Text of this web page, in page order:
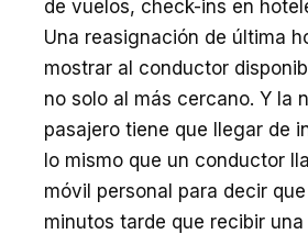
de vuelos, check-ins en
Una reasignación de última
mostrar al conductor
no solo al más cercano. Y la
pasajero tiene que llegar de
lo mismo que un conductor
móvil personal para decir
minutos tarde que recibir